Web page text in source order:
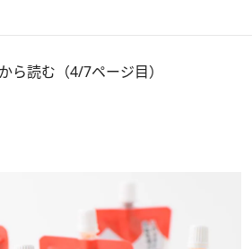
ら読む（4/7ページ目）